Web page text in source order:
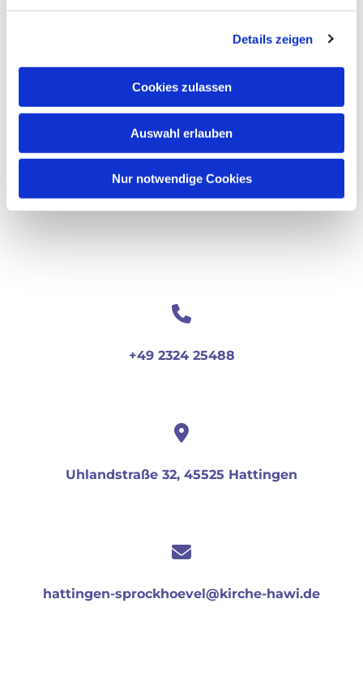
Details zeigen
Cookies zulassen
Auswahl erlauben
Nur notwendige Cookies
+49 2324 25488
Uhlandstraße 32, 45525 Hattingen
hattingen-sprockhoevel@kirche-hawi.de